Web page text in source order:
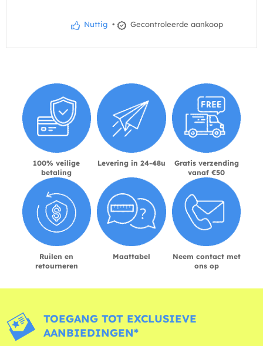
Nuttig • Gecontroleerde aankoop
100% veilige
betaling
Levering in 24-48u
Gratis verzending
vanaf €50
Ruilen en
retourneren
Maattabel
Neem contact met
ons op
TOEGANG TOT EXCLUSIEVE
AANBIEDINGEN*